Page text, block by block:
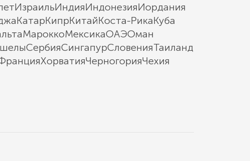
ИзраильИндияИндонезияИордания
КатарКипрКитайКоста-РикаКуба
МароккоМексикаОАЭОман
СербияСингапурСловенияТаиланд
ХорватияЧерногорияЧехия